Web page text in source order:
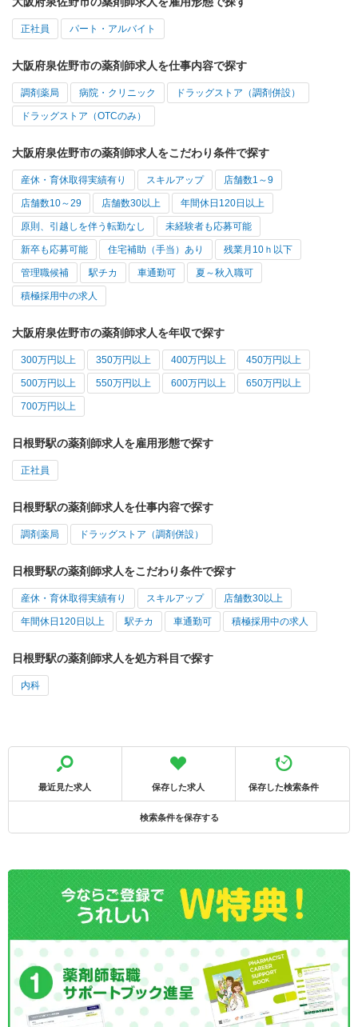
正社員 パート・アルバイト
大阪府泉佐野市の薬剤師求人を仕事内容で探す
調剤薬局 病院・クリニック ドラッグストア（調剤併設）
ドラッグストア（OTCのみ）
大阪府泉佐野市の薬剤師求人をこだわり条件で探す
産休・育休取得実績有り スキルアップ 店舗数1～9
店舗数10～29 店舗数30以上 年間休日120日以上
原則、引越しを伴う転勤なし 未経験者も応募可能
新卒も応募可能 住宅補助（手当）あり 残業月10ｈ以下
管理職候補 駅チカ 車通勤可 夏～秋入職可
積極採用中の求人
大阪府泉佐野市の薬剤師求人を年収で探す
300万円以上 350万円以上 400万円以上 450万円以上
500万円以上 550万円以上 600万円以上 650万円以上
700万円以上
日根野駅の薬剤師求人を雇用形態で探す
正社員
日根野駅の薬剤師求人を仕事内容で探す
調剤薬局 ドラッグストア（調剤併設）
日根野駅の薬剤師求人をこだわり条件で探す
産休・育休取得実績有り スキルアップ 店舗数30以上
年間休日120日以上 駅チカ 車通勤可 積極採用中の求人
日根野駅の薬剤師求人を処方科目で探す
内科
最近見た求人 保存した求人 保存した検索条件
検索条件を保存する